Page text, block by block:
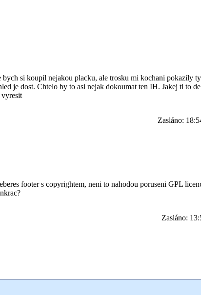
bych si koupil nejakou placku, ale trosku mi kochani pokazily
je dost. Chtelo by to asi nejak dokoumat ten IH. Jakej ti to
vyresit
Zasláno:
footer s copyrightem, neni to nahodou poruseni GPL
Zasláno: